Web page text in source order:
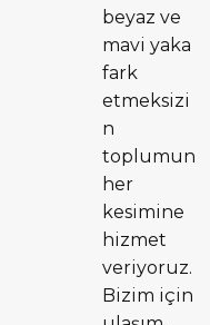
beyaz ve
mavi yaka
fark
etmeksizi
n
toplumun
her
kesimine
hizmet
veriyoruz.
Bizim için